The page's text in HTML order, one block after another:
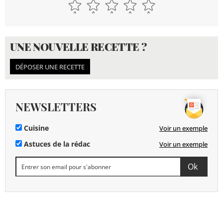
UNE NOUVELLE RECETTE ?
DÉPOSER UNE RECETTE
NEWSLETTERS
Cuisine Voir un exemple
Astuces de la rédac Voir un exemple